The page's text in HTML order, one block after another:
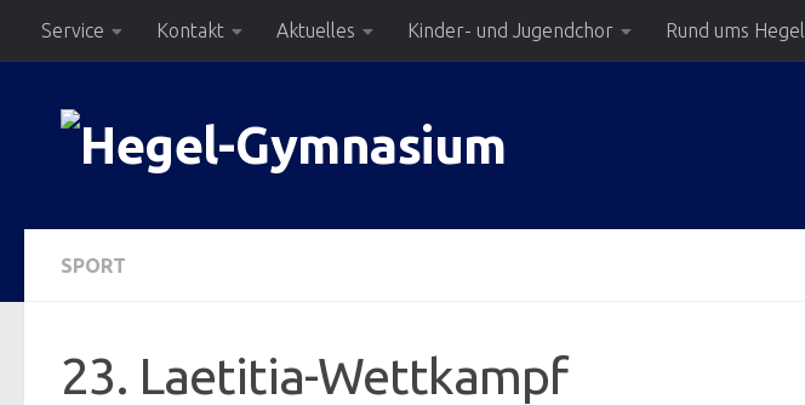
Zum Inhalt springen
Service Kontakt Aktuelles Kinder- und Jugendchor Rund ums Hegel
SPORT
23. Laetitia-Wettkampf